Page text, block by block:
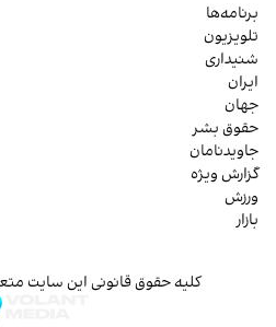
برنامه‌ها
تلویزیون
شنیداری
ایران
جهان
حقوق بشر
جاویدنامان
گزارش ویژه
ورزش
بازار
کلیه حقوق قانونی این سایت